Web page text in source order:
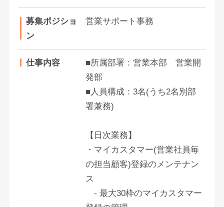
募集ポジショ
ン
営業サポート事務
仕事内容
■所属部署：営業本部 営業開
発部
■人員構成：3名(うち2名別部
署兼務)
【日次業務】
・マイカスタマー(営業社員毎
の担当顧客)登録のメンテナン
ス
- 最大30枠のマイカスタマー